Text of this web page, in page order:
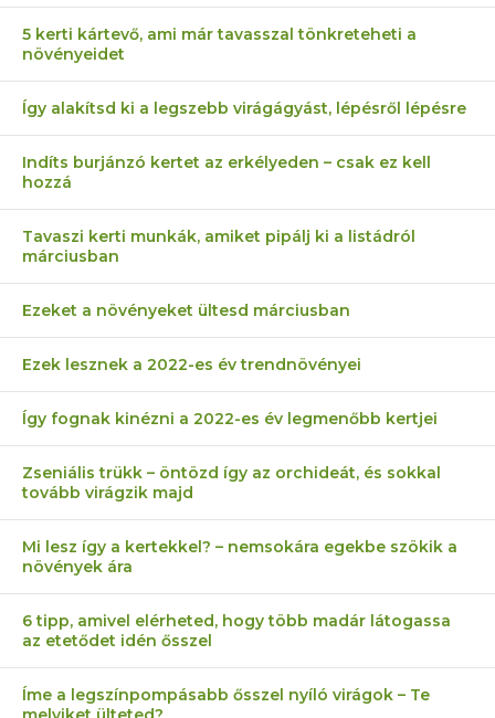
5 kerti kártevő, ami már tavasszal tönkreteheti a
növényeidet
Így alakítsd ki a legszebb virágágyást, lépésről lépésre
Indíts burjánzó kertet az erkélyeden – csak ez kell
hozzá
Tavaszi kerti munkák, amiket pipálj ki a listádról
márciusban
Ezeket a növényeket ültesd márciusban
Ezek lesznek a 2022-es év trendnövényei
Így fognak kinézni a 2022-es év legmenőbb kertjei
Zseniális trükk – öntözd így az orchideát, és sokkal
tovább virágzik majd
Mi lesz így a kertekkel? – nemsokára egekbe szökik a
növények ára
6 tipp, amivel elérheted, hogy több madár látogassa
az etetődet idén ősszel
Íme a legszínpompásabb ősszel nyíló virágok – Te